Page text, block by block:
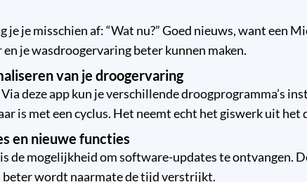
je je misschien af: “Wat nu?” Goed nieuws, want
je wasdroogervaring beter kunnen maken.
van je droogervaring
deze app kun je verschillende droogprogramma’s
is met een cyclus. Het neemt echt het giswerk uit het
en nieuwe functies
de mogelijkheid om software-updates te ontvangen.
beter wordt naarmate de tijd verstrijkt.